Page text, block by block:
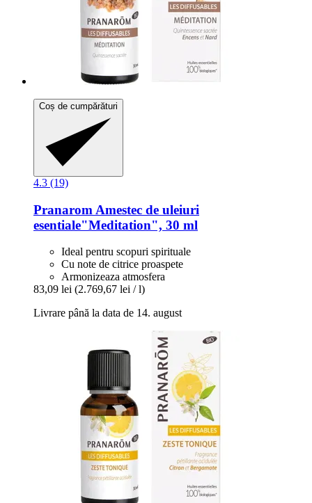
Coș de cumpărături
4.3 (19)
Pranarom Amestec de uleiuri
esentiale"Meditation", 30 ml
Ideal pentru scopuri spirituale
Cu note de citrice proaspete
Armonizeaza atmosfera
83,09 lei (2.769,67 lei / l)
Livrare până la data de 14. august